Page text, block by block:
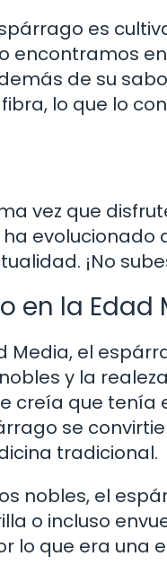
es
encontramos
de su
fibra, lo que lo
vez que
evolucionado
¡No
en la Edad
Media, el
y la
creía que tenía
se
tradicional.
nobles, el
o incluso
lo que era una